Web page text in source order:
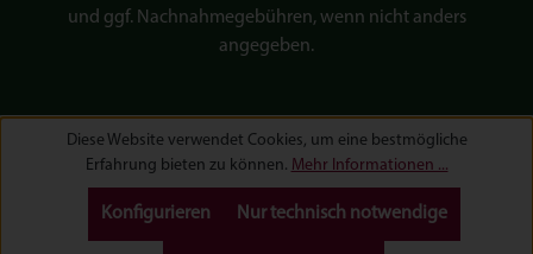
und ggf. Nachnahmegebühren, wenn nicht anders
angegeben.
Diese Website verwendet Cookies, um eine bestmögliche
Erfahrung bieten zu können. Mehr Informationen ...
Nur technisch notwendige
Konfigurieren